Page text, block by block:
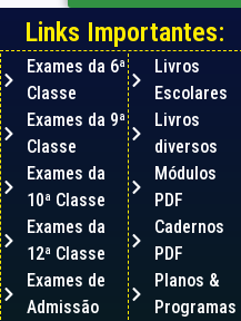
Links Importantes:
Exames da 6ª
Classe
Exames da 9ª
Classe
Exames da
10ª Classe
Exames da
12ª Classe
Exames de
Admissão
Livros
Escolares
Livros
diversos
Módulos
PDF
Cadernos
PDF
Planos &
Programas